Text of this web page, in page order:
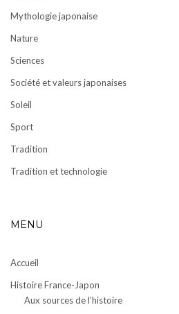
Mythologie japonaise
Nature
Sciences
Société et valeurs japonaises
Soleil
Sport
Tradition
Tradition et technologie
MENU
Accueil
Histoire France-Japon
Aux sources de l’histoire